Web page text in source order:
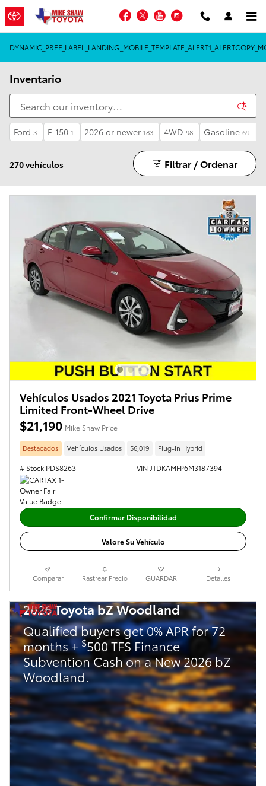
Saltar al contenido principal
Facebook
TwitterYouTubeInstagram
Inventario
Ford 3 F-150 1 2026 or newer 183 4WD 98 Gasoline 69
270 vehículos Filtrar / Ordenar
Vehículos Usados 2021 Toyota Prius Prime
Limited Front-Wheel Drive
$21,190 Mike Shaw Price
Destacados Vehículos Usados 56,019 Plug-In Hybrid
# Stock PDS8263 VIN JTDKAMFP6M3187394
Confirmar Disponibilidad
Valore Su Vehículo
Comparar Rastrear Precio GUARDAR Detalles
2026 Toyota bZ Woodland
Qualified buyers get 0% APR for 72
months + $500 TFS Finance
Subvention Cash on a New 2026 bZ
Woodland.